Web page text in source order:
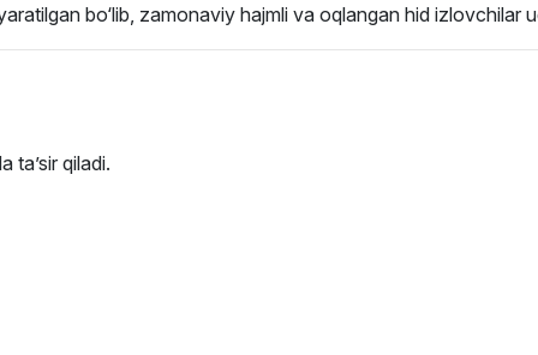
bo‘lib, zamonaviy hajmli va oqlangan hid izlovchilar
ta’sir qiladi.